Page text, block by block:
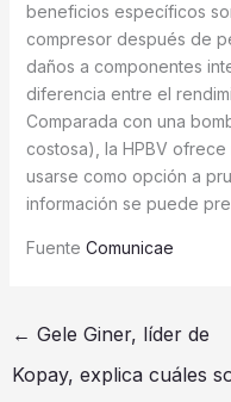
beneficios específicos
compresor después de
daños a componentes
diferencia entre el
Comparada con una
costosa), la HPBV
usarse como opción a
información se puede
Fuente Comunicae
← Gele Giner, líder de
Kopay, explica cuáles